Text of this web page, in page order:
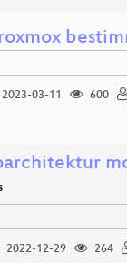
2023-03-11 600
2022-12-29 264